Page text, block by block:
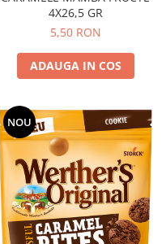
4X26,5 GR
5,50 RON
ADAUGA IN COS
NOU